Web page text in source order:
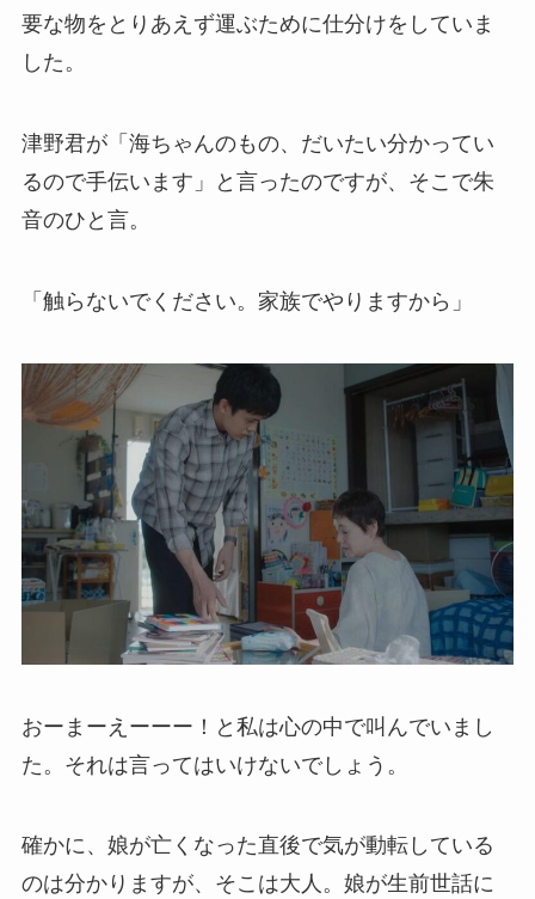
要な物をとりあえず運ぶために仕分けをしていま
した。
津野君が「海ちゃんのもの、だいたい分かってい
るので手伝います」と言ったのですが、そこで朱
音のひと言。
「触らないでください。家族でやりますから」
おーまーえーーー！と私は心の中で叫んでいまし
た。それは言ってはいけないでしょう。
確かに、娘が亡くなった直後で気が動転している
のは分かりますが、そこは大人。娘が生前世話に